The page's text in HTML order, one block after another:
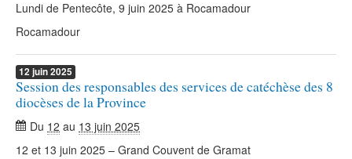
Lundi de Pentecôte, 9 juin 2025 à Rocamadour
Rocamadour
12 juin2025
Session des responsables des services de catéchèse des 8
diocèses de la Province
Du 12 au 13 juin 2025
12 et 13 juin 2025 – Grand Couvent de Gramat